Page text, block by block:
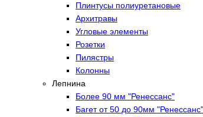
Плинтусы полиуретановые
Архитравы
Угловые элементы
Розетки
Пилястры
Колонны
Лепнина
Более 90 мм "Ренессанс"
Багет от 50 до 90мм "Ренессанс"